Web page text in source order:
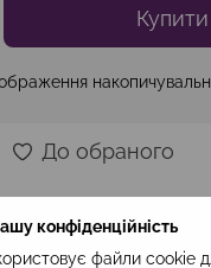
конфіденційність
файли cookie
Купити
До обраного